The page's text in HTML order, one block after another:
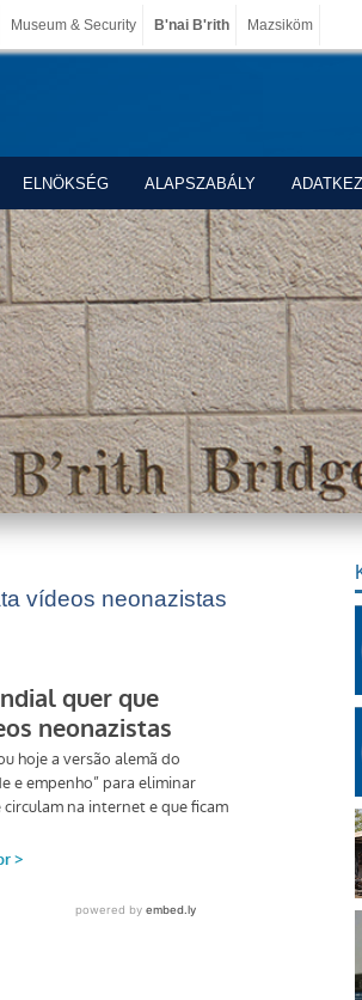
Museum & Security B'nai B'rith Mazsiköm
ELNÖKSÉG ALAPSZABÁLY
vídeos neonazistas